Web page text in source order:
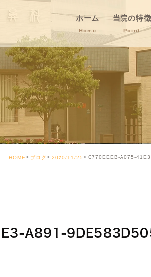
ホーム
Home
当院の特徴
Point
HOME ブログ 2020/11/25 C770EEEB-A075-
A891-